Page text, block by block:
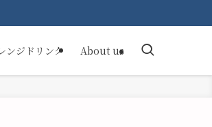
ンジドリンク About us